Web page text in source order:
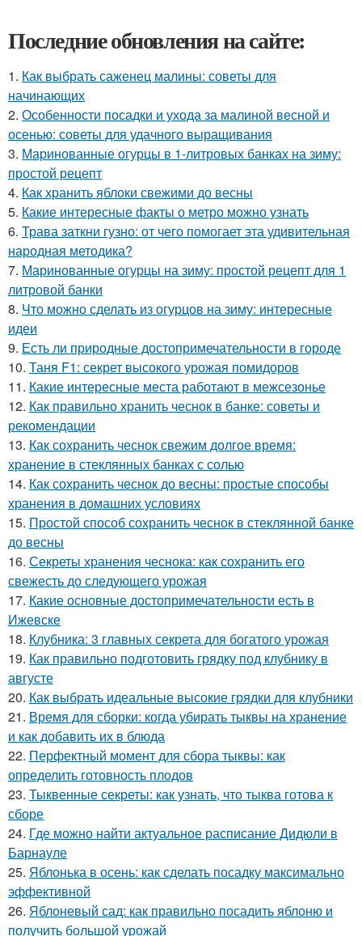
Последние обновления на сайте:
1. Как выбрать саженец малины: советы для
начинающих
2. Особенности посадки и ухода за малиной весной и
осенью: советы для удачного выращивания
3. Маринованные огурцы в 1-литровых банках на зиму:
простой рецепт
4. Как хранить яблоки свежими до весны
5. Какие интересные факты о метро можно узнать
6. Трава заткни гузно: от чего помогает эта удивительная
народная методика?
7. Маринованные огурцы на зиму: простой рецепт для 1
литровой банки
8. Что можно сделать из огурцов на зиму: интересные
идеи
9. Есть ли природные достопримечательности в городе
10. Таня F1: секрет высокого урожая помидоров
11. Какие интересные места работают в межсезонье
12. Как правильно хранить чеснок в банке: советы и
рекомендации
13. Как сохранить чеснок свежим долгое время:
хранение в стеклянных банках с солью
14. Как сохранить чеснок до весны: простые способы
хранения в домашних условиях
15. Простой способ сохранить чеснок в стеклянной банке
до весны
16. Секреты хранения чеснока: как сохранить его
свежесть до следующего урожая
17. Какие основные достопримечательности есть в
Ижевске
18. Клубника: 3 главных секрета для богатого урожая
19. Как правильно подготовить грядку под клубнику в
августе
20. Как выбрать идеальные высокие грядки для клубники
21. Время для сборки: когда убирать тыквы на хранение
и как добавить их в блюда
22. Перфектный момент для сбора тыквы: как
определить готовность плодов
23. Тыквенные секреты: как узнать, что тыква готова к
сборе
24. Где можно найти актуальное расписание Дидюли в
Барнауле
25. Яблонька в осень: как сделать посадку максимально
эффективной
26. Яблоневый сад: как правильно посадить яблоню и
получить большой урожай